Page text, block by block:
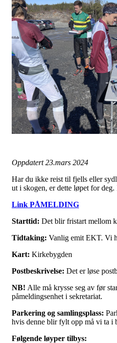
Oppdatert 23.mars 2024
Har du ikke reist til fjells eller
ut i skogen, er dette løpet for
Link PÅMELDING
Starttid: Det blir fristart mellom
Tidtaking: Vanlig emit EKT. Vi
Kart: Kirkebygden
Postbeskrivelse: Det er løse
NB! Alle må krysse seg av før
påmeldingsenhet i sekretariat.
Parkering og samlingsplass:
hvis denne blir fylt opp må vi ta i
Følgende løyper tilbys: